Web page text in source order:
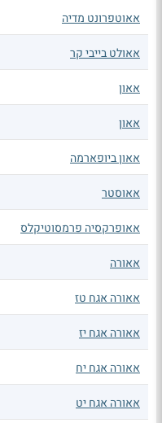
אאוטפרונט מדיה
אאולט בייבי קר
אאון
אאון
אאון ביופארמה
אאוסטר
אאופרקסיה פרמסוטיקלס
אאורה
אאורה אגח טז
אאורה אגח יז
אאורה אגח יח
אאורה אגח יט